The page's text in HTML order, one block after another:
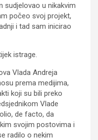
sudjelovao u nikakvim
počeo svoj projekt,
i tad sam inicirao
istrage.
Vlada Andreja
prema medijima,
koji su bili preko
Vlade
de facto, da
svojim postovima i
radilo o nekim